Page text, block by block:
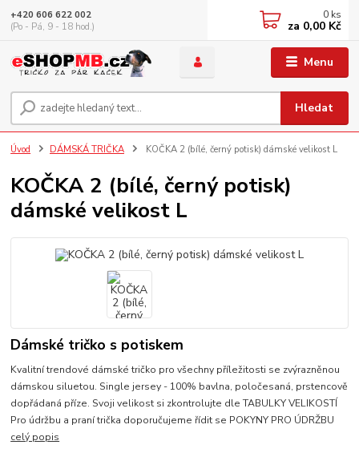
Menu
Hledat
+420 606 622 002
(Po - Pá, 9 - 18 hod.)
0 ks
za 0,00 Kč
Úvod DÁMSKÁ TRIČKA KOČKA 2 (bílé, černý potisk) dámské velikost L
KOČKA 2 (bílé, černý potisk)
dámské velikost L
Dámské tričko s potiskem
Kvalitní trendové dámské tričko pro všechny příležitosti se zvýrazněnou
dámskou siluetou. Single jersey - 100% bavlna, poločesaná, prstencově
dopřádaná příze. Svoji velikost si zkontrolujte dle TABULKY VELIKOSTÍ
Pro údržbu a praní trička doporučujeme řídit se POKYNY PRO ÚDRŽBU
celý popis